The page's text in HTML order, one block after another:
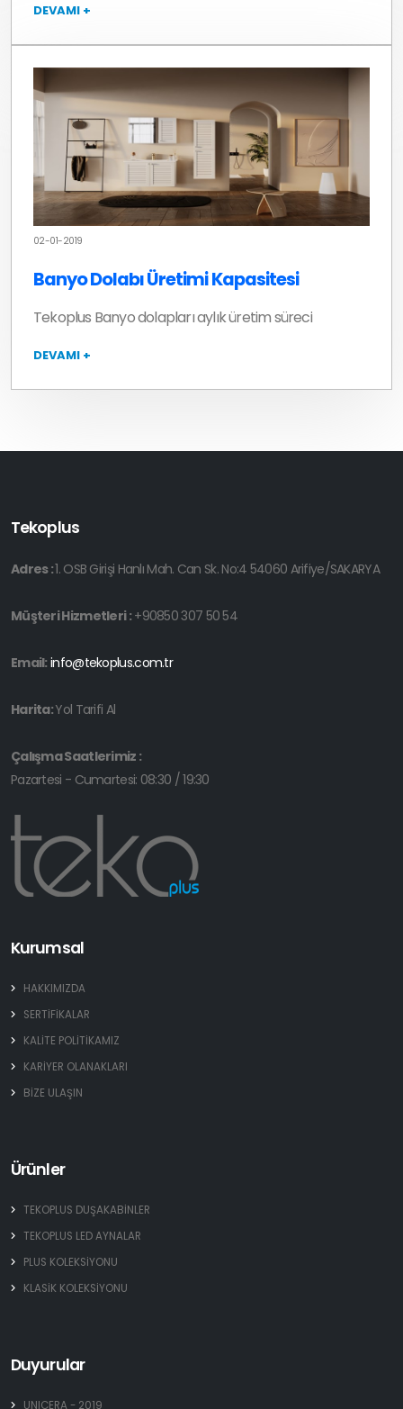
DEVAMI +
02-01-2019
Banyo Dolabı Üretimi Kapasitesi
Tekoplus Banyo dolapları aylık üretim süreci
DEVAMI +
Tekoplus
Adres :1. OSB Girişi Hanlı Mah. Can Sk. No:4 54060 Arifiye/SAKARYA
Müşteri Hizmetleri : +90850 307 50 54
Email: info@tekoplus.com.tr
Harita:Yol Tarifi Al
Çalışma Saatlerimiz :
Pazartesi - Cumartesi: 08:30 / 19:30
Kurumsal
HAKKIMIZDA
SERTİFİKALAR
KALİTE POLİTİKAMIZ
KARİYER OLANAKLARI
BİZE ULAŞIN
Ürünler
TEKOPLUS DUŞAKABİNLER
TEKOPLUS LED AYNALAR
PLUS KOLEKSİYONU
KLASİK KOLEKSİYONU
Duyurular
UNICERA - 2019